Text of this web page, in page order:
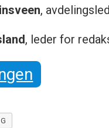
,
, leder for